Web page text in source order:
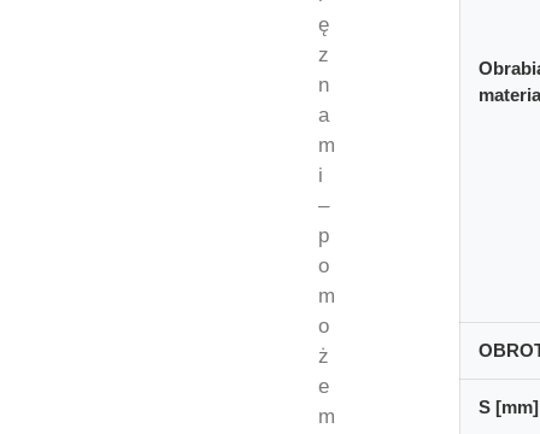
ę
z
n
a
m
i
–
p
o
m
o
ż
e
m
S [mm]